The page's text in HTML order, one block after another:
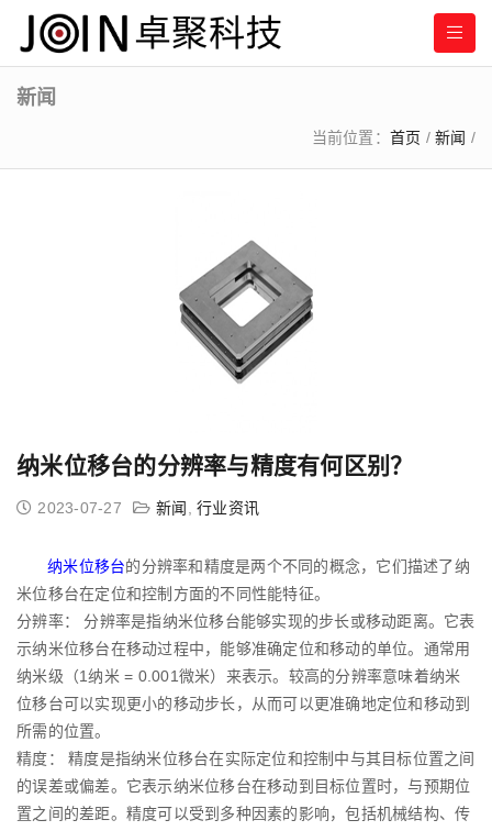
新闻
当前位置： 首页 / 新闻 /
纳米位移台的分辨率与精度有何区别？
2023-07-27 新闻 行业资讯
纳米位移台的分辨率和精度是两个不同的概念，它们描述了纳
米位移台在定位和控制方面的不同性能特征。
分辨率： 分辨率是指纳米位移台能够实现的步长或移动距离。它表
示纳米位移台在移动过程中，能够准确定位和移动的单位。通常用
纳米级（1纳米 = 0.001微米）来表示。较高的分辨率意味着纳米
位移台可以实现更小的移动步长，从而可以更准确地定位和移动到
所需的位置。
精度： 精度是指纳米位移台在实际定位和控制中与其目标位置之间
的误差或偏差。它表示纳米位移台在移动到目标位置时，与预期位
置之间的差距。精度可以受到多种因素的影响，包括机械结构、传